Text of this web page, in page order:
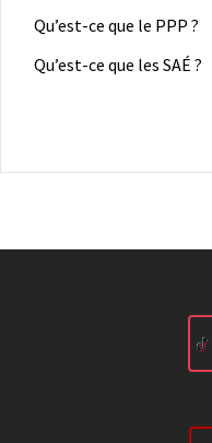
Qu’est-ce que le PPP ?
Qu’est-ce que les SAÉ ?